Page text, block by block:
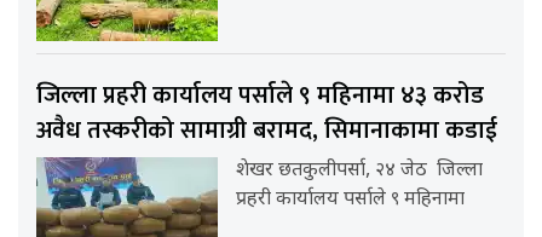
जिल्ला प्रहरी कार्यालय पर्साले ९ महिनामा ४३ करोड
अवैध तस्करीको सामाग्री बरामद, सिमानाकामा कडाई
शेखर छतकुलीपर्सा, २४ जेठ जिल्ला
प्रहरी कार्यालय पर्साले ९ महिनामा